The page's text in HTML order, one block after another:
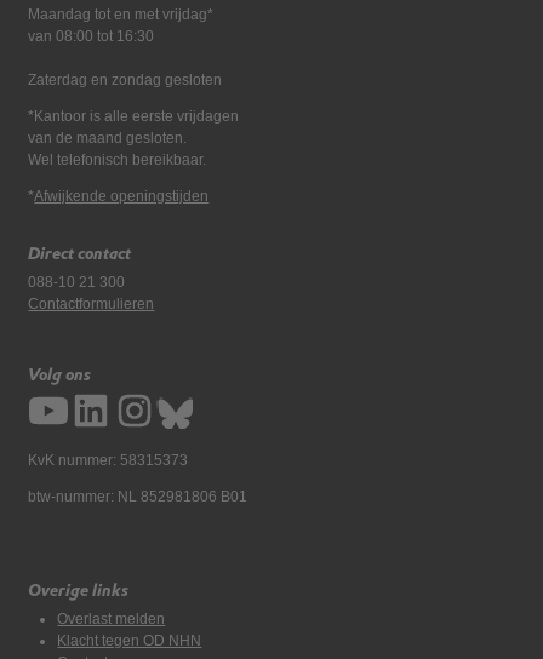
Maandag tot en met vrijdag*
van 08:00 tot 16:30
Zaterdag en zondag gesloten
*Kantoor is alle eerste vrijdagen
van de maand gesloten.
Wel telefonisch bereikbaar.
*Afwijkende openingstijden
Direct contact
088-10 21 300
Contactformulieren
Volg ons
KvK nummer: 58315373
btw-nummer: NL 852981806 B01
Overige links
Overlast melden
Klacht tegen OD NHN